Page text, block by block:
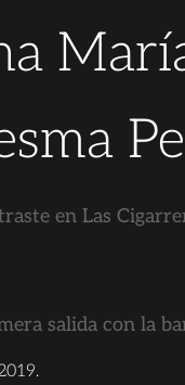
en Las
salida con la